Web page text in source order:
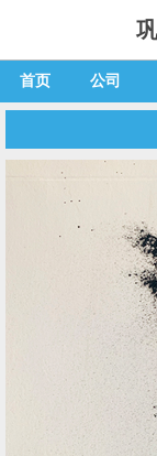
首页 公司